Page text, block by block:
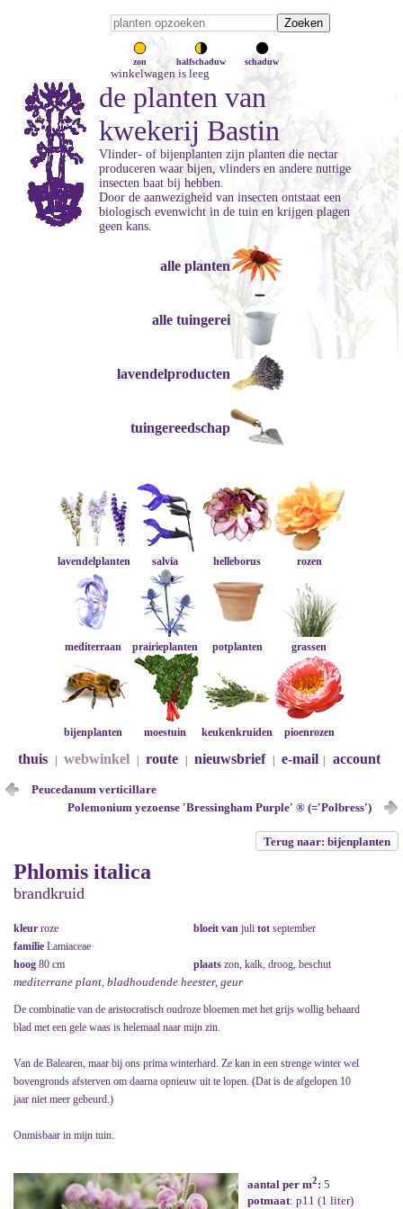
zon halfschaduw schaduw
winkelwagen is leeg
de planten van
kwekerij Bastin
Vlinder- of bijenplanten zijn planten die nectar
produceren waar bijen, vlinders en andere nuttige
insecten baat bij hebben.
Door de aanwezigheid van insecten ontstaat een
biologisch evenwicht in de tuin en krijgen plagen
geen kans.
alle planten
alle tuingerei
lavendelproducten
tuingereedschap
lavendelplanten salvia helleborus rozen
mediterraan prairieplanten potplanten grassen
bijenplanten moestuin keukenkruiden pioenrozen
thuis webwinkel route nieuwsbrief e-mail account
Peucedanum verticillare
Polemonium yezoense 'Bressingham Purple' ® (='Polbress')
Terug naar: bijenplanten
Phlomis italica
brandkruid
kleur roze bloeit van juli tot september
familie Lamiaceae
hoog 80 cm plaats zon, kalk, droog, beschut
mediterrane plant, bladhoudende heester, geur
De combinatie van de aristocratisch oudroze bloemen met het grijs wollig behaard
blad met een gele waas is helemaal naar mijn zin.
Van de Balearen, maar bij ons prima winterhard. Ze kan in een strenge winter wel
bovengronds afsterven om daarna opnieuw uit te lopen. (Dat is de afgelopen 10
jaar niet meer gebeurd.)
Onmisbaar in mijn tuin.
aantal per m2: 5
potmaat: p11 (1 liter)